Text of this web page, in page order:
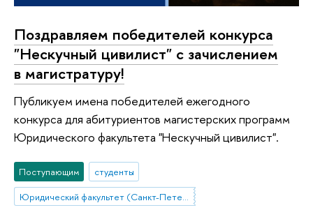
Поздравляем победителей конкурса
"Нескучный цивилист" с зачислением
в магистратуру!
Публикуем имена победителей ежегодного
конкурса для абитуриентов магистерских программ
Юридического факультета "Нескучный цивилист".
Поступающим
студенты